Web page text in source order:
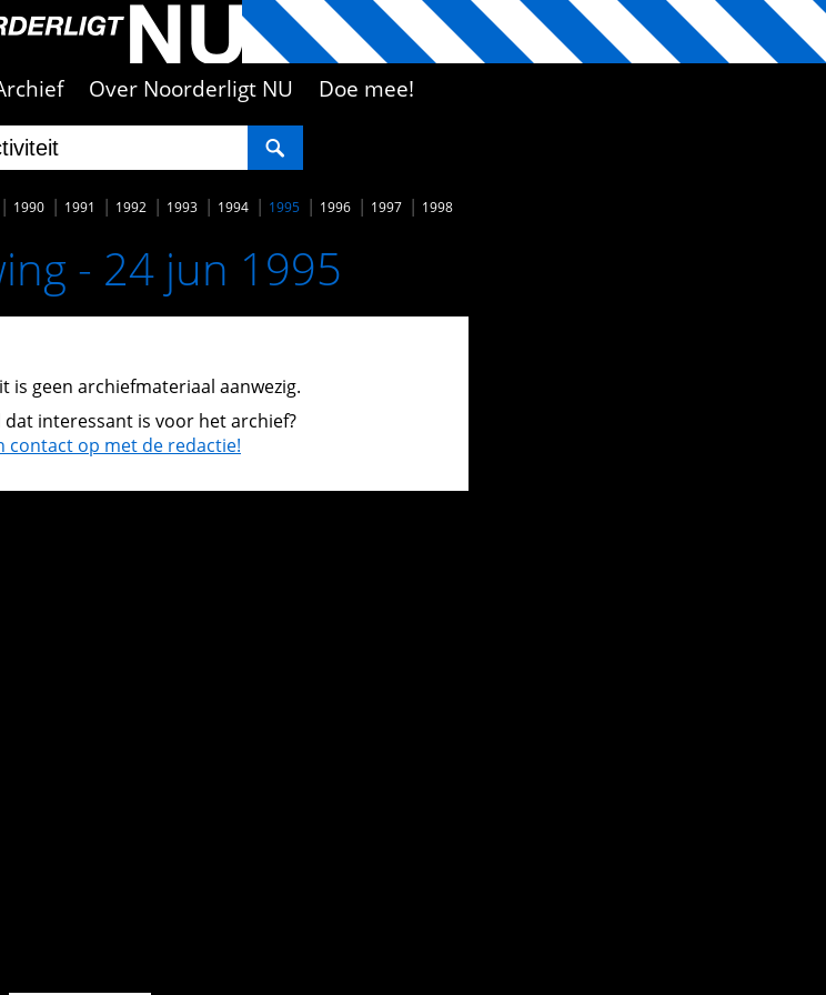
Over Noorderligt NU Doe mee!
1990 1991 1992 1993 1994 1995 1996 1997 1998
- 24 jun 1995
is geen archiefmateriaal aanwezig.
dat interessant is voor het archief?
contact op met de redactie!